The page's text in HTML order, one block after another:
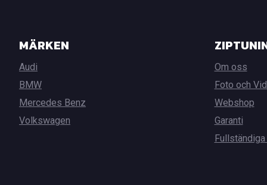
MÄRKEN
Audi
BMW
Mercedes Benz
Volkswagen
Om oss
Foto och
Webshop
Garanti